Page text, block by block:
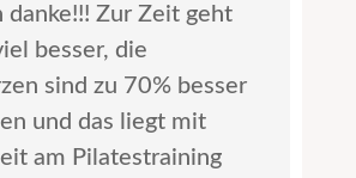
danke!!! Zur Zeit geht
besser, die
sind zu 70% besser
und das liegt mit
am Pilatestraining